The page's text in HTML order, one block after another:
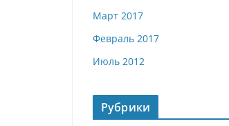
Март 2017
Февраль 2017
Июль 2012
Рубрики